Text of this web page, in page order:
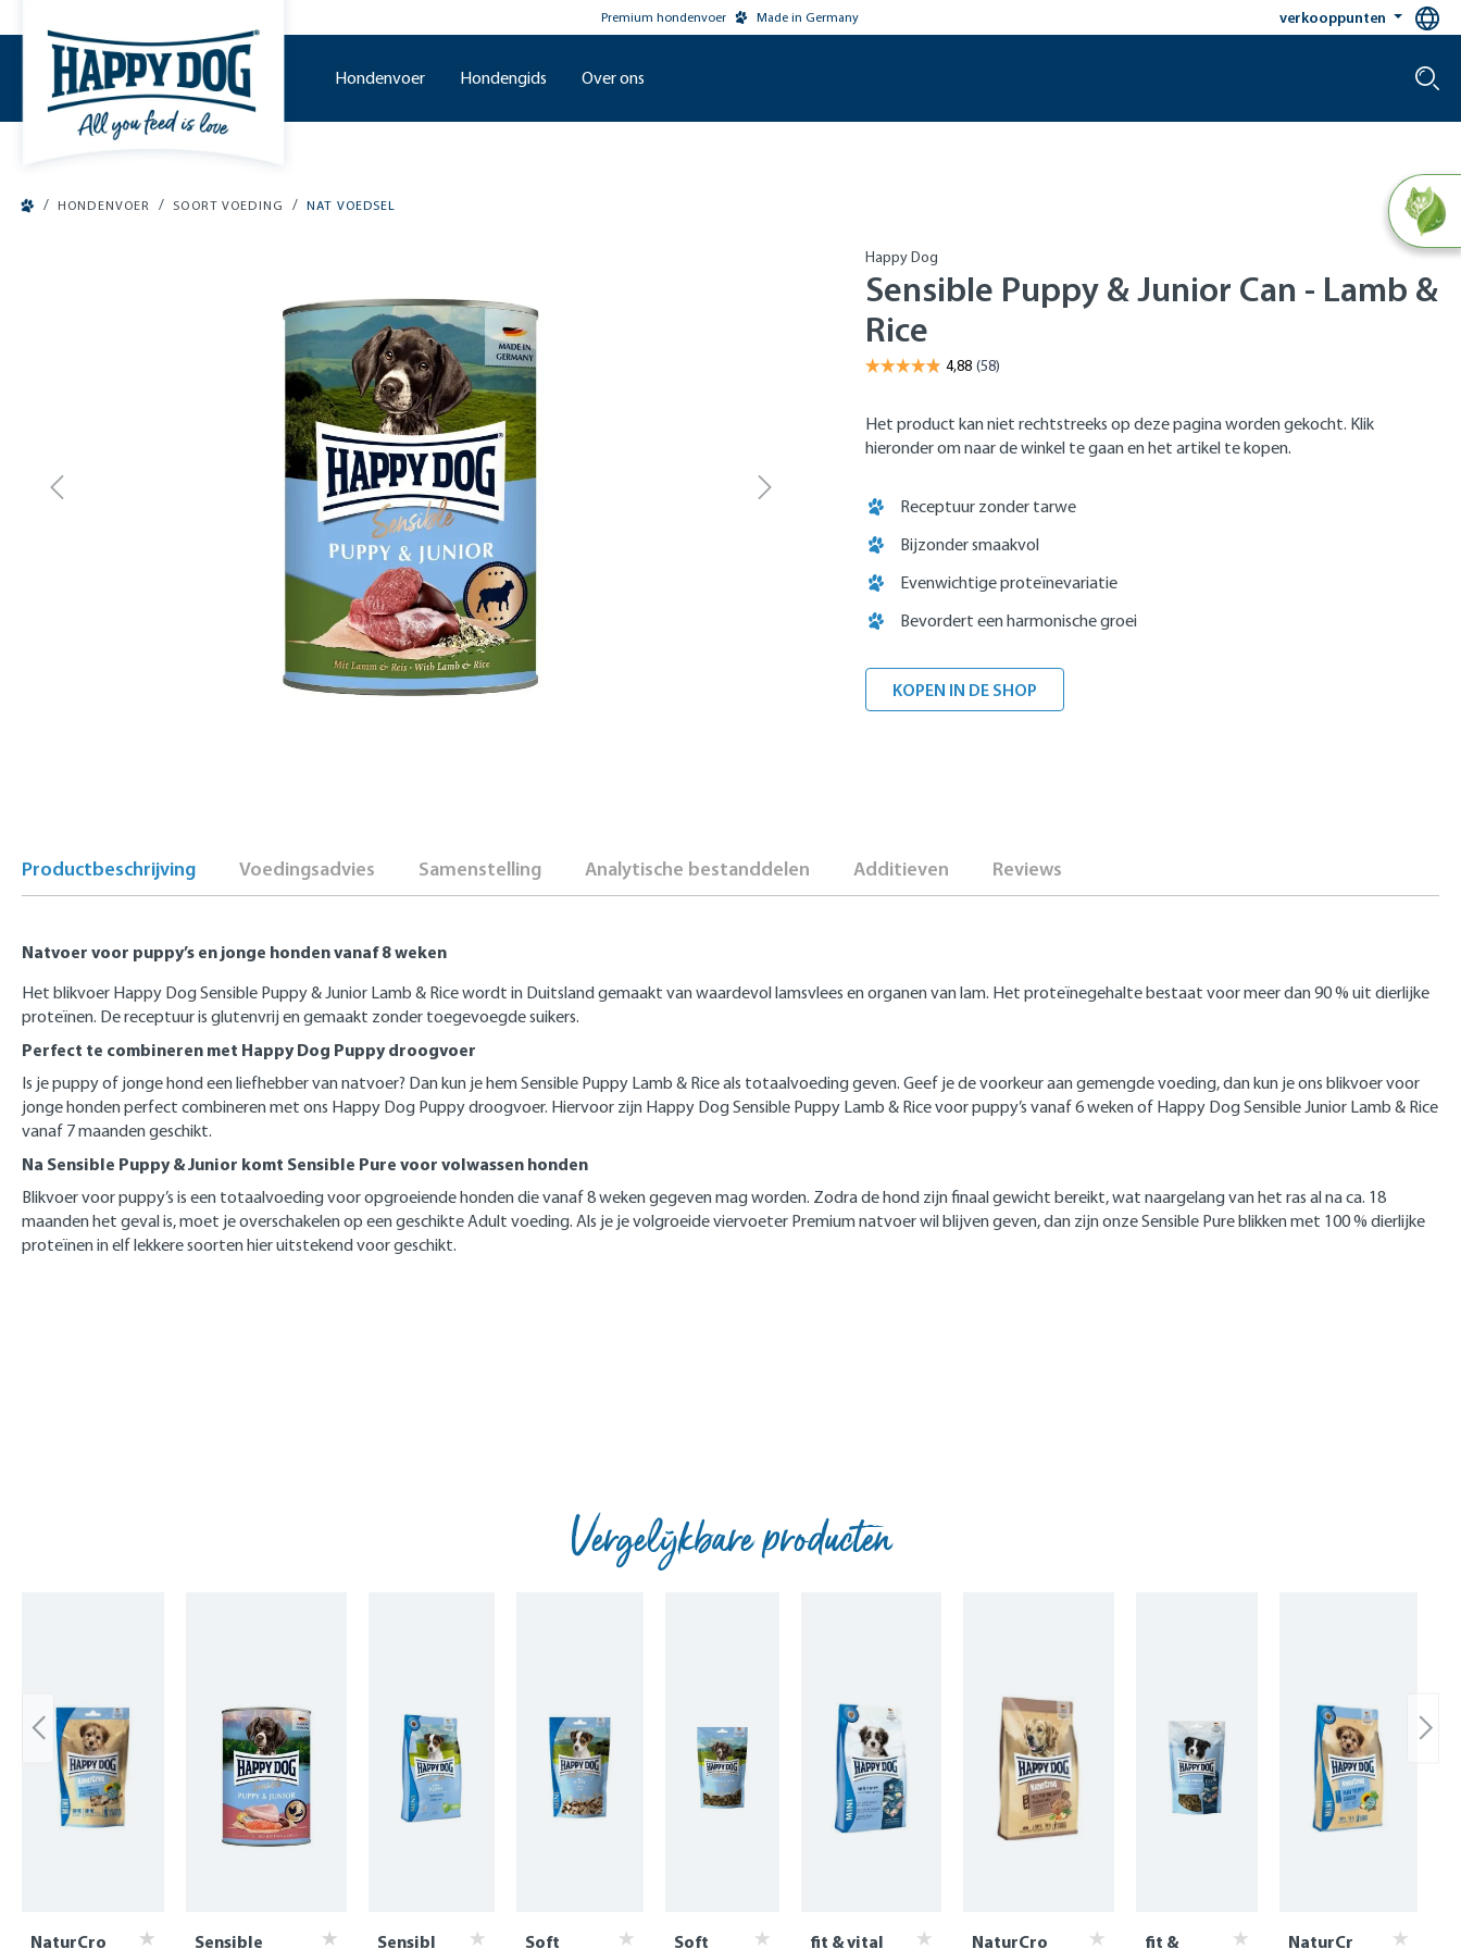
Premium hondenvoer Made in Germany verkooppunten
Hondenvoer Hondengids Over ons
/ HONDENVOER / SOORT VOEDING / NAT VOEDSEL
Happy Dog
Sensible Puppy & Junior Can - Lamb &
Rice
Het product kan niet rechtstreeks op deze pagina worden gekocht. Klik
hieronder om naar de winkel te gaan en het artikel te kopen.
Receptuur zonder tarwe
Bijzonder smaakvol
Evenwichtige proteïnevariatie
Bevordert een harmonische groei
KOPEN IN DE SHOP
Productbeschrijving Voedingsadvies Samenstelling Analytische bestanddelen Additieven Reviews
Natvoer voor puppy’s en jonge honden vanaf 8 weken
Het blikvoer Happy Dog Sensible Puppy & Junior Lamb & Rice wordt in Duitsland gemaakt van waardevol lamsvlees en organen van lam. Het proteïnegehalte bestaat voor meer dan 90 % uit dierlijke
proteïnen. De receptuur is glutenvrij en gemaakt zonder toegevoegde suikers.
Perfect te combineren met Happy Dog Puppy droogvoer
Is je puppy of jonge hond een liefhebber van natvoer? Dan kun je hem Sensible Puppy Lamb & Rice als totaalvoeding geven. Geef je de voorkeur aan gemengde voeding, dan kun je ons blikvoer voor
jonge honden perfect combineren met ons Happy Dog Puppy droogvoer. Hiervoor zijn Happy Dog Sensible Puppy Lamb & Rice voor puppy’s vanaf 6 weken of Happy Dog Sensible Junior Lamb & Rice
vanaf 7 maanden geschikt.
Na Sensible Puppy & Junior komt Sensible Pure voor volwassen honden
Blikvoer voor puppy’s is een totaalvoeding voor opgroeiende honden die vanaf 8 weken gegeven mag worden. Zodra de hond zijn finaal gewicht bereikt, wat naargelang van het ras al na ca. 18
maanden het geval is, moet je overschakelen op een geschikte Adult voeding. Als je je volgroeide viervoeter Premium natvoer wil blijven geven, dan zijn onze Sensible Pure blikken met 100 % dierlijke
proteïnen in elf lekkere soorten hier uitstekend voor geschikt.
Vergelijkbare producten
NaturCro Sensible Sensibl Soft Soft fit & vital NaturCro fit & NaturCr